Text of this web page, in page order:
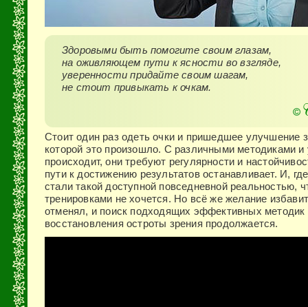
Здоровыми быть помогите своим глазам,
на оживляющем пути к ясности во взгляде,
уверенности придайте своим шагам,
не стоит привыкать к очкам.
Стоит один раз одеть очки и пришедшее улучшение
которой это произошло. С различными методиками и
происходит, они требуют регулярности и
пути к достижению результатов останавливает. И,
стали такой доступной повседневной реальностью,
тренировками не хочется. Но всё же желание
отменял, и поиск подходящих эффективных
восстановления остроты зрения продолжается.